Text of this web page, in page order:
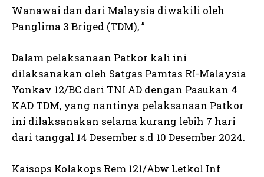
Wanawai dan dari Malaysia diwakili oleh
Panglima 3 Briged (TDM), ”
Dalam pelaksanaan Patkor kali ini
dilaksanakan oleh Satgas Pamtas RI-Malaysia
Yonkav 12/BC dari TNI AD dengan Pasukan 4
KAD TDM, yang nantinya pelaksanaan Patkor
ini dilaksanakan selama kurang lebih 7 hari
dari tanggal 14 Desember s.d 10 Desember 2024.
Kaisops Kolakops Rem 121/Abw Letkol Inf